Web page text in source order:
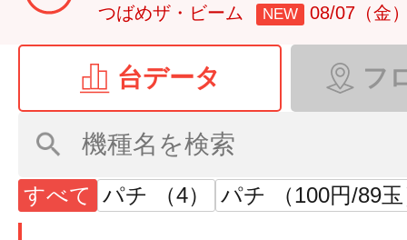
つばめザ・ビーム NEW 08/07（金
台データ フ
すべて パチ （4） パチ （100円/89